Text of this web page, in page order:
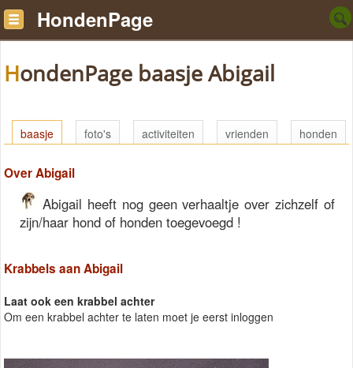
HondenPage
HondenPage baasje Abigail
baasje foto's activiteiten vrienden honden
Over Abigail
Abigail heeft nog geen verhaaltje over zichzelf of
zijn/haar hond of honden toegevoegd !
Krabbels aan Abigail
Laat ook een krabbel achter
Om een krabbel achter te laten moet je eerst inloggen